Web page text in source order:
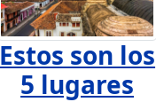
Estos son los
5 lugares